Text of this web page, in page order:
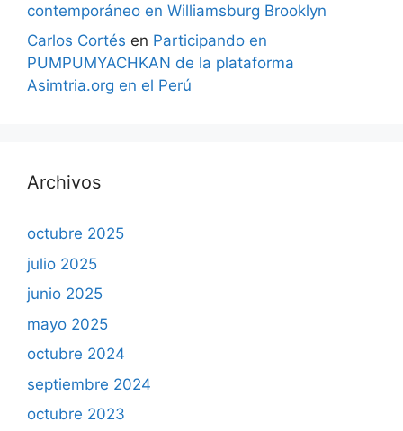
contemporáneo en Williamsburg Brooklyn
Carlos Cortés en Participando en
PUMPUMYACHKAN de la plataforma
Asimtria.org en el Perú
Archivos
octubre 2025
julio 2025
junio 2025
mayo 2025
octubre 2024
septiembre 2024
octubre 2023